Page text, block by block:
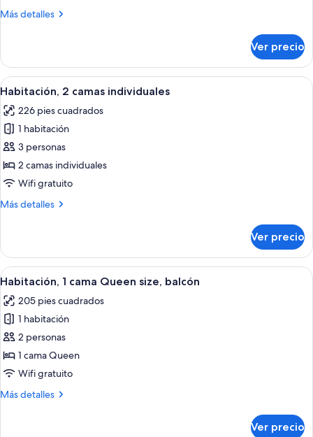
Queen
Más detalles
Más
1
cama
Queen
Ver precio
Abrir
todas
las
fotos
de
Habitación,
2
individuales
Una habitación de hotel con una
14
Habitación, 2 camas individuales
226 pies cuadrados
1 habitación
3 personas
2 camas individuales
Wifi gratuito
Más detalles
Más
2
camas
individuales
Ver precio
Abrir
todas
las
fotos
de
Habitación,
1
Queen
Habitación de hotel con cama, una
15
Habitación, 1 cama Queen size, balcón
205 pies cuadrados
1 habitación
2 personas
1 cama Queen
Wifi gratuito
Más detalles
Más
Ver precio